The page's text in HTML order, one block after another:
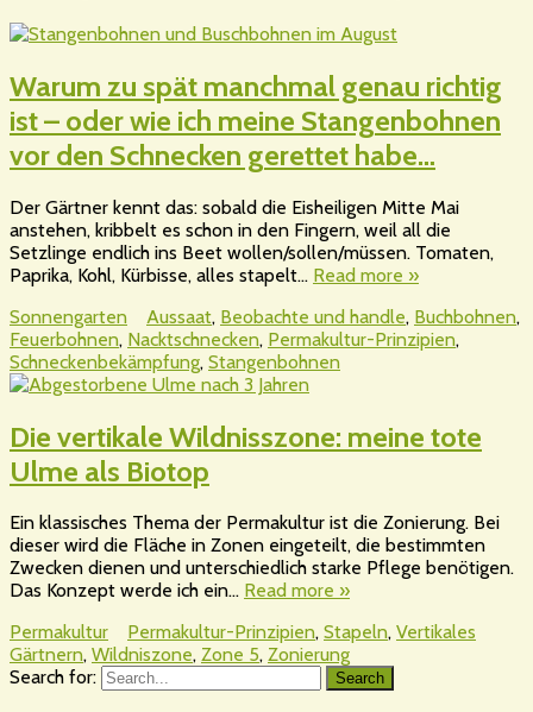
Warum zu spät manchmal genau richtig
ist – oder wie ich meine Stangenbohnen
vor den Schnecken gerettet habe…
Der Gärtner kennt das: sobald die Eisheiligen Mitte Mai
anstehen, kribbelt es schon in den Fingern, weil all die
Setzlinge endlich ins Beet wollen/sollen/müssen. Tomaten,
Paprika, Kohl, Kürbisse, alles stapelt… Read more »
Sonnengarten
Aussaat, Beobachte und handle, Buchbohnen,
Feuerbohnen, Nacktschnecken, Permakultur-Prinzipien,
Schneckenbekämpfung, Stangenbohnen
Die vertikale Wildnisszone: meine tote
Ulme als Biotop
Ein klassisches Thema der Permakultur ist die Zonierung. Bei
dieser wird die Fläche in Zonen eingeteilt, die bestimmten
Zwecken dienen und unterschiedlich starke Pflege benötigen.
Das Konzept werde ich ein… Read more »
Permakultur
Permakultur-Prinzipien, Stapeln, Vertikales
Gärtnern, Wildniszone, Zone 5, Zonierung
Search for:
Search